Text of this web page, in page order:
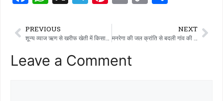
a
c
e
b
h
at
s
A
el
g
ra
n
te
re
st
m
l
o
y
ar
e
PREVIOUS NEXT
Leave a Comment